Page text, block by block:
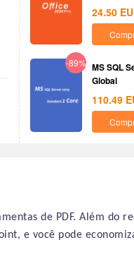
24.50
-89% MS SQL
Global
110.49
de PDF. Além do
e você pode